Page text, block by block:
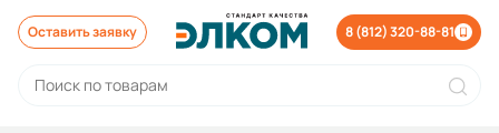
Оставить заявку 8 (812) 320-88-81